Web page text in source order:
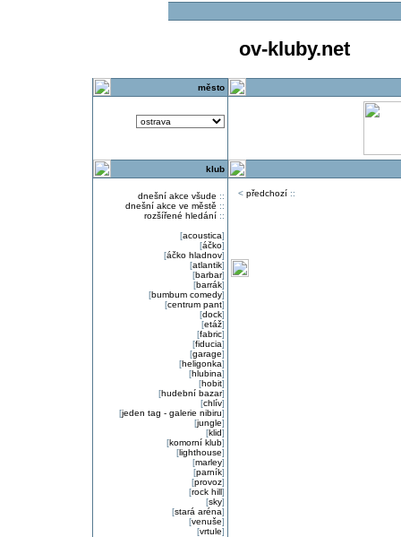
ov-kluby.net
město
klub
dnešní akce všude ::
dnešní akce ve městě ::
rozšířené hledání::
[acoustica]
[áčko]
[áčko hladnov]
[atlantik]
[barbar]
[barrák]
[bumbum comedy]
[centrum pant]
[dock]
[etáž]
[fabric]
[fiducia]
[garage]
[heligonka]
[hlubina]
[hobit]
[hudební bazar]
[chlív]
[jeden tag - galerie nibiru]
[jungle]
[klid]
[komorní klub]
[lighthouse]
[marley]
[parník]
[provoz]
[rock hill]
[sky]
[stará aréna]
[venuše]
[vrtule]
< předchozí::